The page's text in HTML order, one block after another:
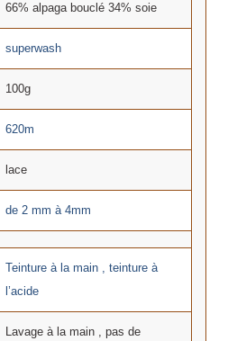
66% alpaga bouclé 34% soie
superwash
100g
620m
lace
de 2 mm à 4mm
Teinture à la main , teinture à
l’acide
Lavage à la main , pas de